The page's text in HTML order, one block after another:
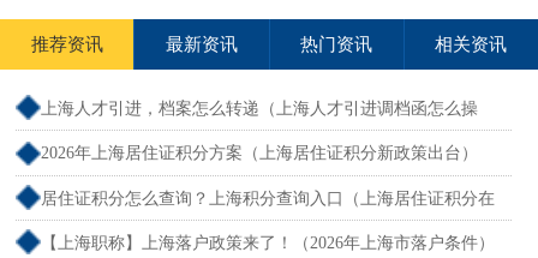
推荐资讯 最新资讯 热门资讯 相关资讯
上海人才引进，档案怎么转递（上海人才引进调档函怎么操
作）
2026年上海居住证积分方案（上海居住证积分新政策出台）
居住证积分怎么查询？上海积分查询入口（上海居住证积分在
哪查）
【上海职称】上海落户政策来了！（2026年上海市落户条件）